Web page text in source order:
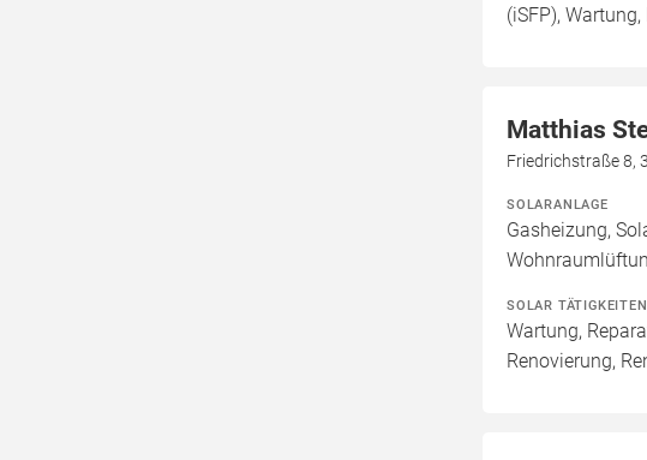
(iSFP),
Matthias
Friedrichstraße 8,
SOLARANLAGE
Gasheizung,
SOLAR TÄTIGKEITEN
Wartung,
Renovierung,